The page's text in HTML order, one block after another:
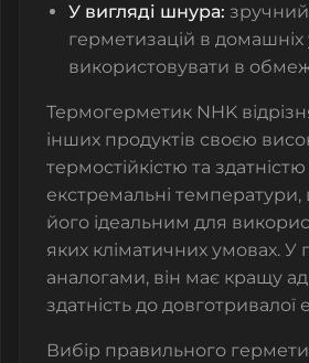
У вигляді шнура:
герметизацій в
використовувати в
Термогерметик NHK
інших продуктів своєю
термостійкістю та
екстремальні
його ідеальним для
яких кліматичних умовах. У
аналогами, він має кращу
здатність до довготривалої
Вибір правильного